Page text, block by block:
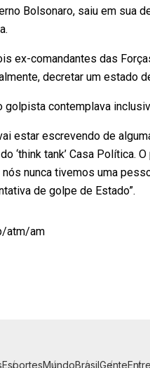
Bolsonaro, saiu em sua
ex-comandantes das
decretar um estado
golpista contemplava
estar escrevendo de
‘think tank’ Casa Política.
nunca tivemos uma
de golpe de Estado”.
atm/am
EsportesMundoBrasilGente